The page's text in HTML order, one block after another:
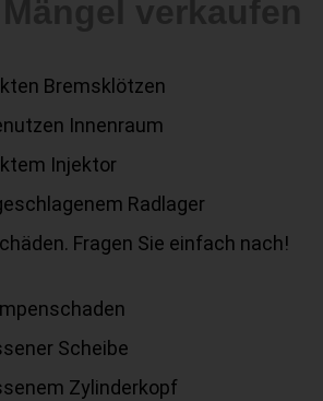
Bremsklötzen
Innenraum
Injektor
Radlager
Fragen Sie einfach nach!
Scheibe
Zylinderkopf